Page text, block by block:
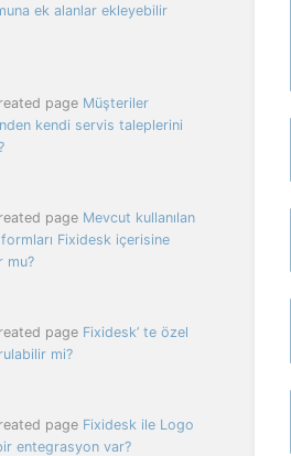
ek alanlar ekleyebilir
page Müşteriler
kendi servis taleplerini
page Mevcut kullanılan
Fixidesk içerisine
mu?
page Fixidesk’ te özel
mi?
page Fixidesk ile Logo
entegrasyon var?